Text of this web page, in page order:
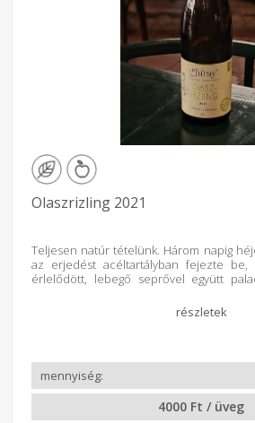
Olaszrizling 2021
Teljesen natúr tételünk. Három napig
az erjedést acéltartályban fejezte be,
érlelődött, lebegő seprővel együtt
bor. Bioorganikusan certifikált bor.
4000 Ft / üveg